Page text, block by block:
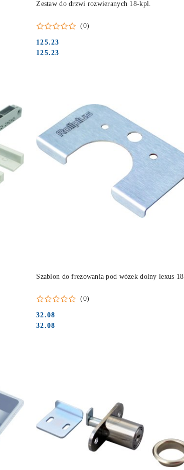
Zestaw do drzwi rozwieranych 18-kpl.
(0)
Cena:
125.23
Cena:
125.23
Szablon do frezowania pod wózek dolny lexus 18
(0)
Cena:
32.08
Cena:
32.08
DO KOSZYKA